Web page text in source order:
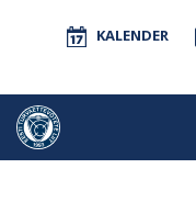
KALENDER